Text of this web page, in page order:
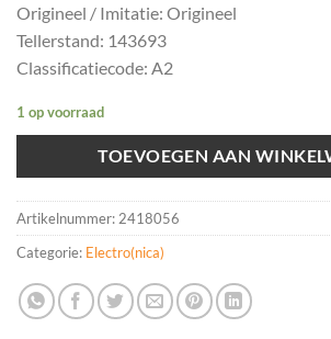
Origineel / Imitatie: Origineel
Tellerstand: 143693
Classificatiecode: A2
1 op voorraad
TOEVOEGEN AAN
Artikelnummer: 2418056
Categorie: Electro(nica)